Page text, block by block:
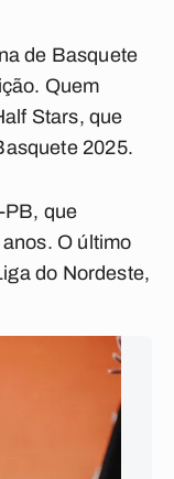
de Basquete
Quem
Stars, que
2025.
PB, que
O último
do Nordeste,